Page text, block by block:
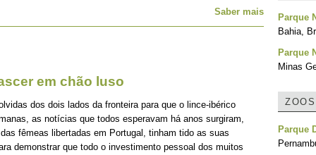
Saber mais
em chão luso
dos dois lados da fronteira para que o lince-ibérico
as notícias que todos esperavam há anos surgiram,
fêmeas libertadas em Portugal, tinham tido as suas
demonstrar que todo o investimento pessoal dos muitos
Parque
Bahia,
Parque
Minas
ZOOS
Parque